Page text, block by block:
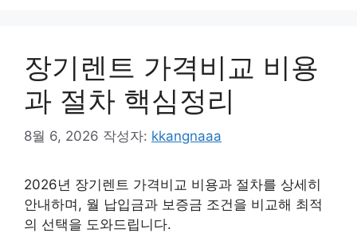
장기렌트 가격비교 비용
과 절차 핵심정리
8월 6, 2026 작성자: kkangnaaa
2026년 장기렌트 가격비교 비용과 절차를 상세히
안내하며, 월 납입금과 보증금 조건을 비교해 최적
의 선택을 도와드립니다.